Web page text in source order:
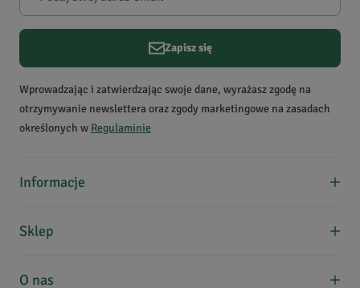
Zapisz się
Wprowadzając i zatwierdzając swoje dane, wyrażasz zgodę na
otrzymywanie newslettera oraz zgody marketingowe na zasadach
określonych w Regulaminie
Informacje
Formy płatności
Kontakt
Sklep
O nas